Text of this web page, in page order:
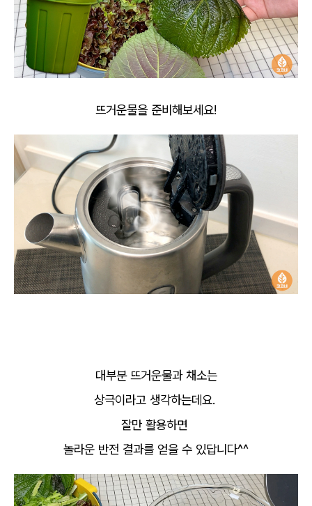
뜨거운물을 준비해보세요!
대부분 뜨거운물과 채소는
상극이라고 생각하는데요.
잘만 활용하면
놀라운 반전 결과를 얻을 수 있답니다^^